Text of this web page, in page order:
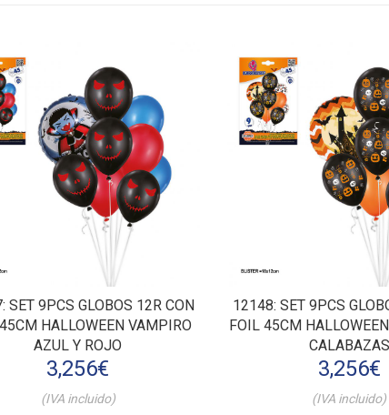
: SET 9PCS GLOBOS 12R CON
HALLOWEEN VAMPIRO
AZUL Y ROJO
3,256€
(IVA incluido)
12148: SET 9PCS
FOIL 45CM
CALABAZAS
3,256€
(IVA incluido)